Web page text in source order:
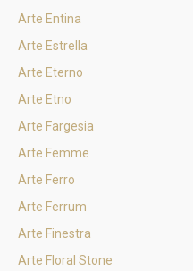
Arte Entina
Arte Estrella
Arte Eterno
Arte Etno
Arte Fargesia
Arte Femme
Arte Ferro
Arte Ferrum
Arte Finestra
Arte Floral Stone